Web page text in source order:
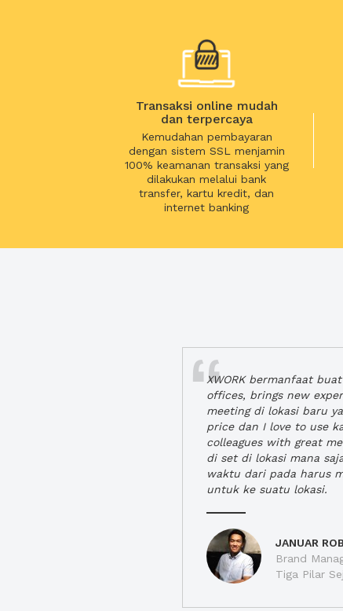
Transaksi online mudah
dan terpercaya
Kemudahan pembayaran
dengan sistem SSL menjamin
100% keamanan transaksi yang
dilakukan melalui bank
transfer, kartu kredit, dan
internet banking
XWORK bermanfaat
offices, brings new
meeting di lokasi baru
price dan I love to use
colleagues with great
di set di lokasi mana
waktu dari pada harus
untuk ke suatu lokasi.
JANUAR
Brand
Tiga Pilar